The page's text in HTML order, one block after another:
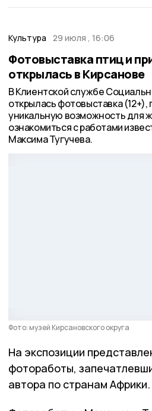
Культура 29 июля , 16:06
Фотовыставка птиц и
открылась в Кирсанове
В Клиентской службе
открылась фотовыставка
уникальную возможность для
ознакомиться с работами
Максима Тугучева.
Фото: музей Кирсановского округа
На экспозиции
фотоработы,
автора по странам Африки.